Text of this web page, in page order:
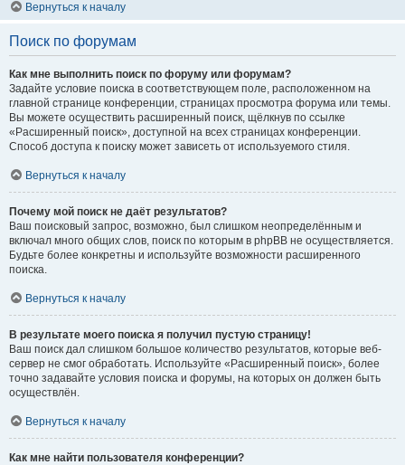
Вернуться к началу
Поиск по форумам
Как мне выполнить поиск по форуму или форумам?
Задайте условие поиска в соответствующем поле, расположенном на
главной странице конференции, страницах просмотра форума или темы.
Вы можете осуществить расширенный поиск, щёлкнув по ссылке
«Расширенный поиск», доступной на всех страницах конференции.
Способ доступа к поиску может зависеть от используемого стиля.
Вернуться к началу
Почему мой поиск не даёт результатов?
Ваш поисковый запрос, возможно, был слишком неопределённым и
включал много общих слов, поиск по которым в phpBB не осуществляется.
Будьте более конкретны и используйте возможности расширенного
поиска.
Вернуться к началу
В результате моего поиска я получил пустую страницу!
Ваш поиск дал слишком большое количество результатов, которые веб-
сервер не смог обработать. Используйте «Расширенный поиск», более
точно задавайте условия поиска и форумы, на которых он должен быть
осуществлён.
Вернуться к началу
Как мне найти пользователя конференции?